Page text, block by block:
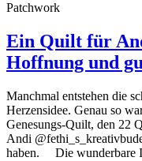
3-
4
Patchwork
Ein Quilt für
Hoffnung und
Manchmal entstehen die
Herzensidee. Genau so
Genesungs-Quilt, den 22
Andi
haben. Die wunderbare